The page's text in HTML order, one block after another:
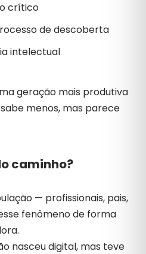
crítico
dedescoberta
intelectual
geração mais produtiva
sabe menos, mas parece
caminho?
— profissionais, pais,
fenômenode forma
nasceudigital, mas teve